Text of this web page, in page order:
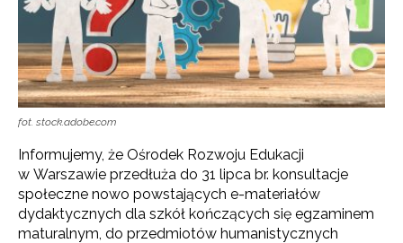
fot. stock.adobe.com
Informujemy, że Ośrodek Rozwoju Edukacji
w Warszawie przedłuża do 31 lipca br. konsultacje
społeczne nowo powstających e-materiałów
dydaktycznych dla szkół kończących się egzaminem
maturalnym, do przedmiotów humanistycznych